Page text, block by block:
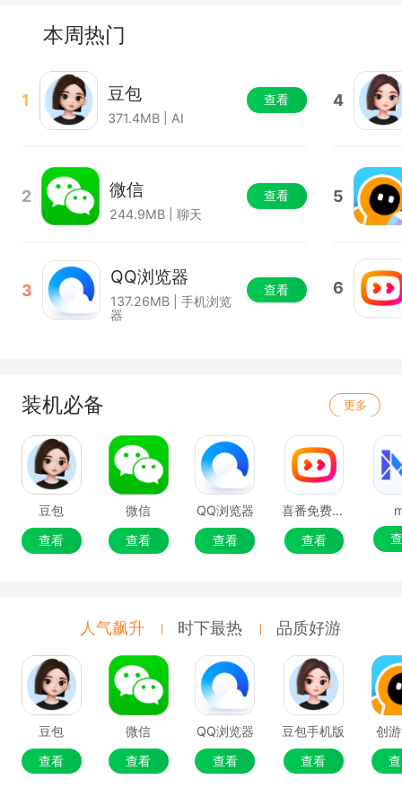
本周热门
1 豆包
371.4MB | AI
查看
2 微信
244.9MB | 聊天
查看
3
QQ浏览器
137.26MB | 手机浏览
器
查看
4
5
6
装机必备 更多
豆包
查看
微信
查看
QQ浏览器
查看
喜番免费短剧
查看
人气飙升 时下最热 品质好游
豆包
查看
微信
查看
QQ浏览器
查看
豆包手机版
查看
创